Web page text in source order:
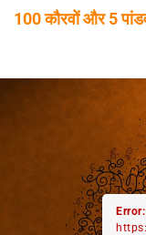
100 कौरवों और 5